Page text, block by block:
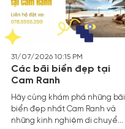
du lịch Cam Ranh tự túc là lựa
chọn tuyệt vời
31/07/2026 10:15 PM
Các bãi biển đẹp tại
Cam Ranh
Hãy cùng khám phá những bãi
biển đẹp nhất Cam Ranh và
những kinh nghiệm di chuyển